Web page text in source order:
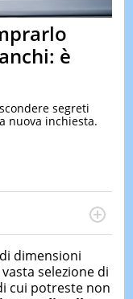
&
TEST
DI
IERI
è
segreti
nuova inchiesta.
di
di America
testate ed
"La
dimensioni
selezione di
cui potreste non